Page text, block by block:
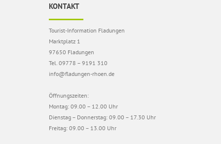
KONTAKT
Tourist-Information Fladungen
Marktplatz 1
97650 Fladungen
Tel. 09778 – 9191 310
info@fladungen-rhoen.de
Öffnungszeiten:
Montag: 09.00 – 12.00 Uhr
Dienstag – Donnerstag: 09.00 – 17.30 Uhr
Freitag: 09.00 – 13.00 Uhr